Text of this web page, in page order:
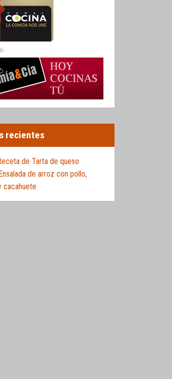
recientes
de Tarta de queso
Ensalada de arroz con pollo,
cacahuete